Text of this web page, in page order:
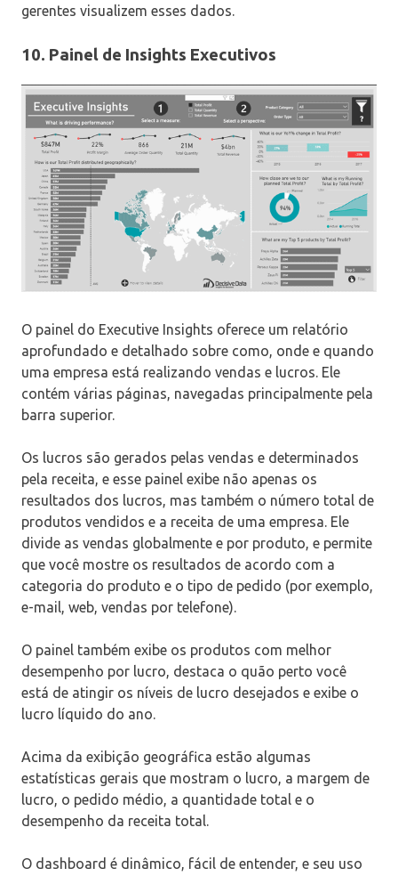
gerentes visualizem esses dados.
10. Painel de Insights Executivos
O painel do Executive Insights oferece um relatório
aprofundado e detalhado sobre como, onde e quando
uma empresa está realizando vendas e lucros. Ele
contém várias páginas, navegadas principalmente pela
barra superior.
Os lucros são gerados pelas vendas e determinados
pela receita, e esse painel exibe não apenas os
resultados dos lucros, mas também o número total de
produtos vendidos e a receita de uma empresa. Ele
divide as vendas globalmente e por produto, e permite
que você mostre os resultados de acordo com a
categoria do produto e o tipo de pedido (por exemplo,
e-mail, web, vendas por telefone).
O painel também exibe os produtos com melhor
desempenho por lucro, destaca o quão perto você
está de atingir os níveis de lucro desejados e exibe o
lucro líquido do ano.
Acima da exibição geográfica estão algumas
estatísticas gerais que mostram o lucro, a margem de
lucro, o pedido médio, a quantidade total e o
desempenho da receita total.
O dashboard é dinâmico, fácil de entender, e seu uso